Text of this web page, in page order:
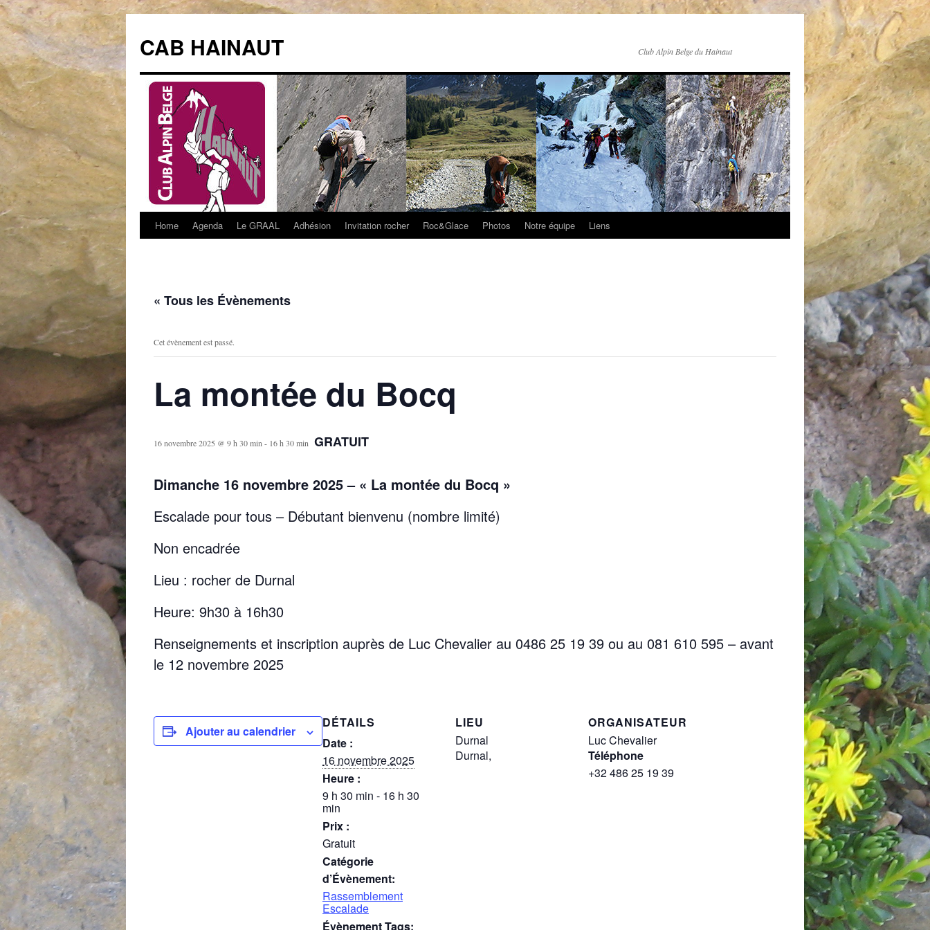
contenu
CAB HAINAUT Club Alpin Belge du Hainaut
Home Agenda Le GRAAL Adhésion Invitation rocher Roc&Glace Photos Notre équipe Liens
« Tous les Évènements
Cet évènement est passé.
La montée du Bocq
16 novembre 2025 @ 9 h 30 min - 16 h 30 min GRATUIT
Dimanche 16 novembre 2025 – « La montée du Bocq »
Escalade pour tous – Débutant bienvenu (nombre limité)
Non encadrée
Lieu : rocher de Durnal
Heure: 9h30 à 16h30
Renseignements et inscription auprès de Luc Chevalier au 0486 25 19 39 ou au 081 610 595 – avant
le 12 novembre 2025
Ajouter au calendrier
DÉTAILS
Date :
16 novembre 2025
Heure :
9 h 30 min - 16 h 30
min
Prix :
Gratuit
Catégorie
d’Évènement:
Rassemblement
Escalade
Évènement Tags:
LIEU
Durnal
Durnal,
ORGANISATEUR
Luc Chevalier
Téléphone
+32 486 25 19 39